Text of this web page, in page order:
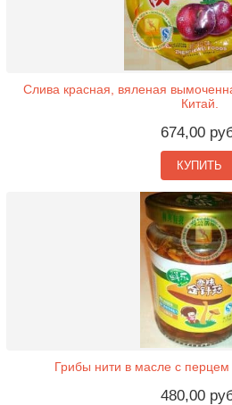
Слива красная, вяленая
Китай.
674,00
КУПИТЬ
Грибы нити в масле с перцем
480,00